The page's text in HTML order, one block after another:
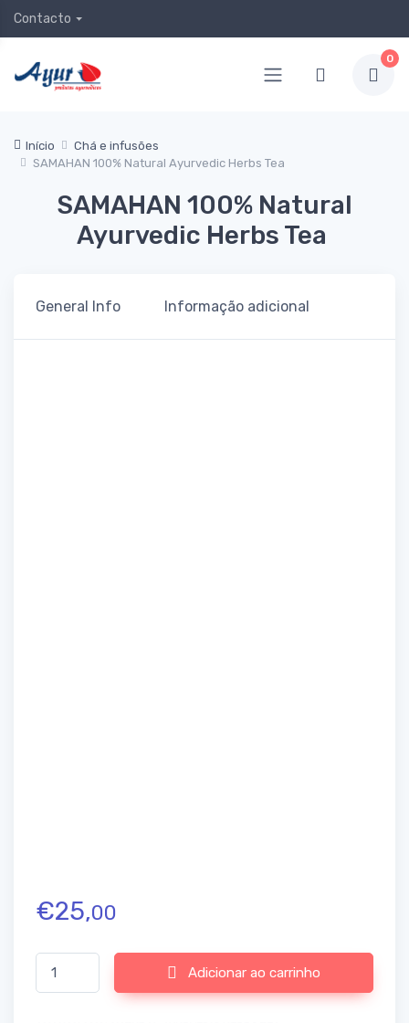
Contacto
0
Início
Chá e infusões
SAMAHAN 100% Natural Ayurvedic Herbs Tea
SAMAHAN 100% Natural
Ayurvedic Herbs Tea
General Info Informação adicional
€25,00
Quantidade de SAMAHAN 100% Natural Ayurvedic Herbs Tea
Adicionar ao carrinho